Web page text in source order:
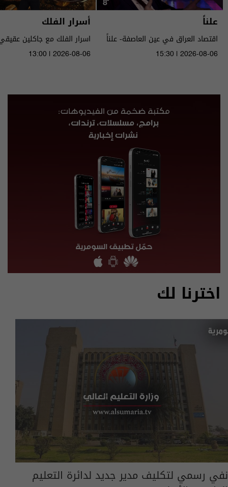
علناً
اقتصاد العراق في عين العاصفة- علناً
م٥ - الحلقة ٨ | الموسم ٥
15:30 | 2026-08-06
أسرار الفلك
الى ١٤ آب ٢٠٢٦ | 2026
13:00 | 2026-08-06
اخترنا لك
نفي رسمي لتكليف مدير جديد لدائرة التعليم